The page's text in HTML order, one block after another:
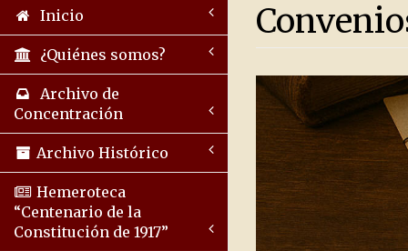
Inicio
¿Quiénes somos?
Archivo de
Concentración
Archivo Histórico
Hemeroteca
“Centenario de la
Constitución de 1917”